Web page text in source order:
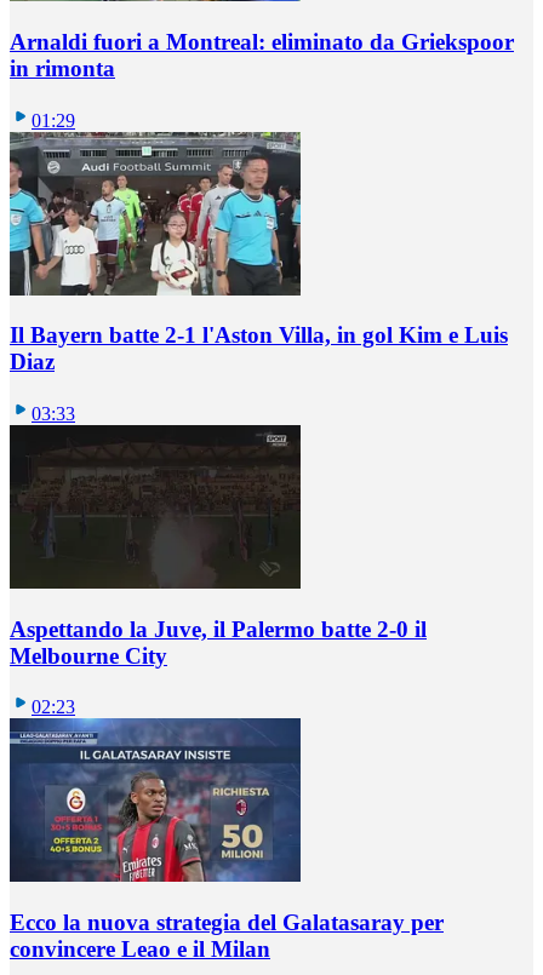
Arnaldi fuori a Montreal: eliminato da Griekspoor
in rimonta
01:29
Il Bayern batte 2-1 l'Aston Villa, in gol Kim e Luis
Diaz
03:33
Aspettando la Juve, il Palermo batte 2-0 il
Melbourne City
02:23
Ecco la nuova strategia del Galatasaray per
convincere Leao e il Milan